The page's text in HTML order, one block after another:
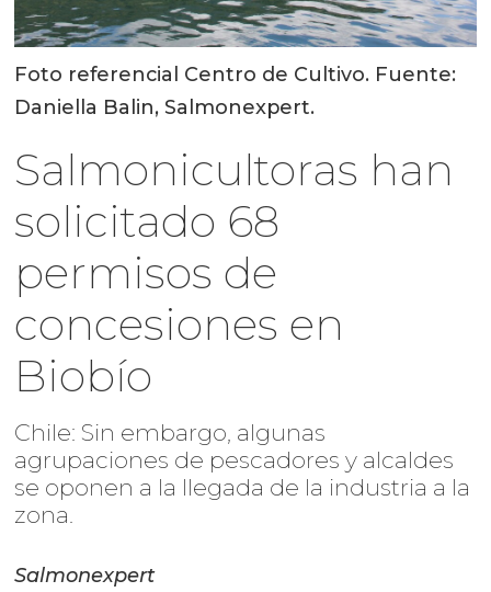
Foto referencial Centro de Cultivo. Fuente:
Daniella Balin, Salmonexpert.
Salmonicultoras han
solicitado 68
permisos de
concesiones en
Biobío
Chile: Sin embargo, algunas
agrupaciones de pescadores y alcaldes
se oponen a la llegada de la industria a la
zona.
Salmonexpert